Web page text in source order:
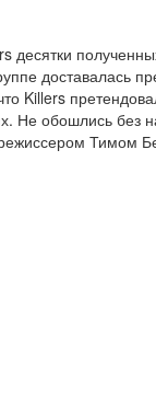
десятки
доставалась
Killers
Не обошлись без
Тимом